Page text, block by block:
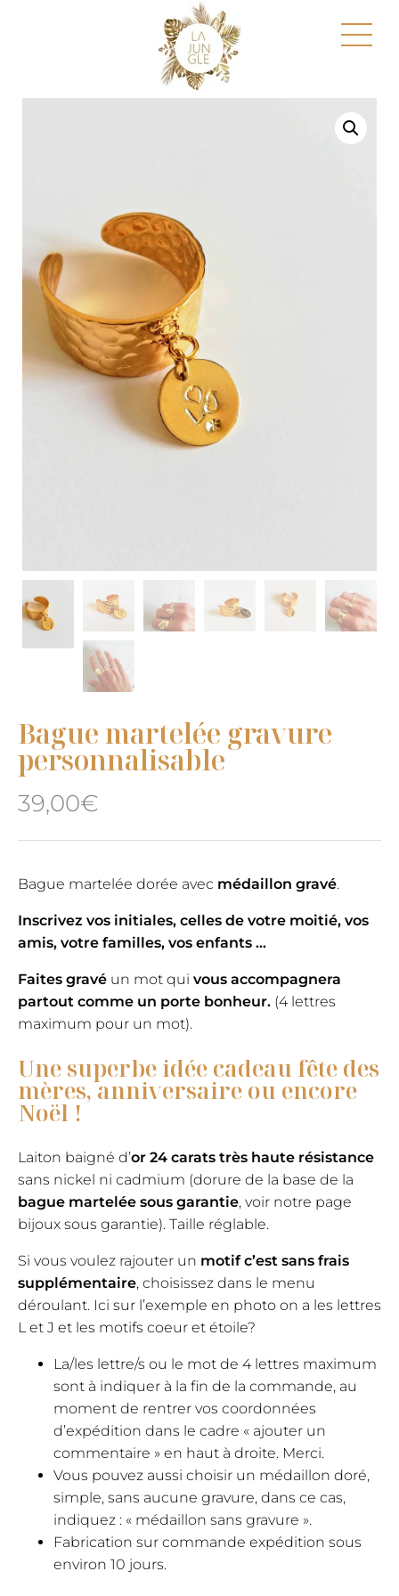
Bague martelée gravure
personnalisable
39,00€
Bague martelée dorée avec médaillon gravé.
Inscrivez vos initiales, celles de votre moitié, vos
amis, votre familles, vos enfants …
Faites gravé un mot qui vous accompagnera
partout comme un porte bonheur. (4 lettres
maximum pour un mot).
Une superbe idée cadeau fête des
mères, anniversaire ou encore
Noël !
Laiton baigné d’or 24 carats très haute résistance
sans nickel ni cadmium (dorure de la base de la
bague martelée sous garantie, voir notre page
bijoux sous garantie). Taille réglable.
Si vous voulez rajouter un motif c’est sans frais
supplémentaire, choisissez dans le menu
déroulant. Ici sur l’exemple en photo on a les lettres
L et J et les motifs coeur et étoile?
La/les lettre/s ou le mot de 4 lettres maximum
sont à indiquer à la fin de la commande, au
moment de rentrer vos coordonnées
d’expédition dans le cadre « ajouter un
commentaire » en haut à droite. Merci.
Vous pouvez aussi choisir un médaillon doré,
simple, sans aucune gravure, dans ce cas,
indiquez : « médaillon sans gravure ».
Fabrication sur commande expédition sous
environ 10 jours.